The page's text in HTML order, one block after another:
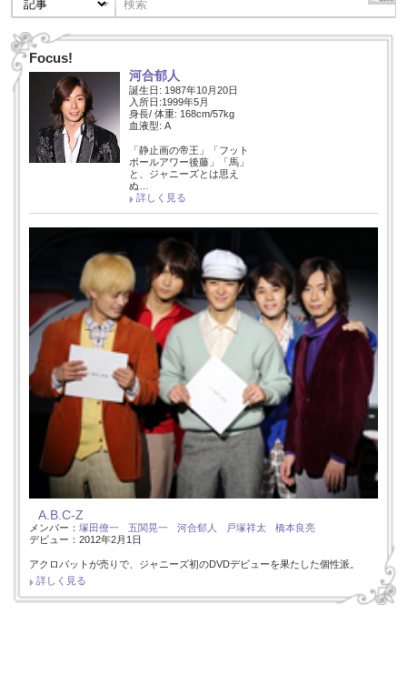
Focus!
河合郁人
誕生日: 1987年10月20日
入所日:1999年5月
身長/ 体重: 168cm/57kg
血液型: A
「静止画の帝王」「フット
ボールアワー後藤」「馬」
と、ジャニーズとは思え
ぬ…
詳しく見る
A.B.C-Z
メンバー： 塚田僚一 五関晃一 河合郁人 戸塚祥太
橋本良亮
デビュー：2012年2月1日
アクロバットが売りで、ジャニーズ初のDVDデビューを果たした個性派。
詳しく見る